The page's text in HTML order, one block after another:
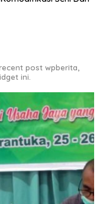
post wpberita,
ini.